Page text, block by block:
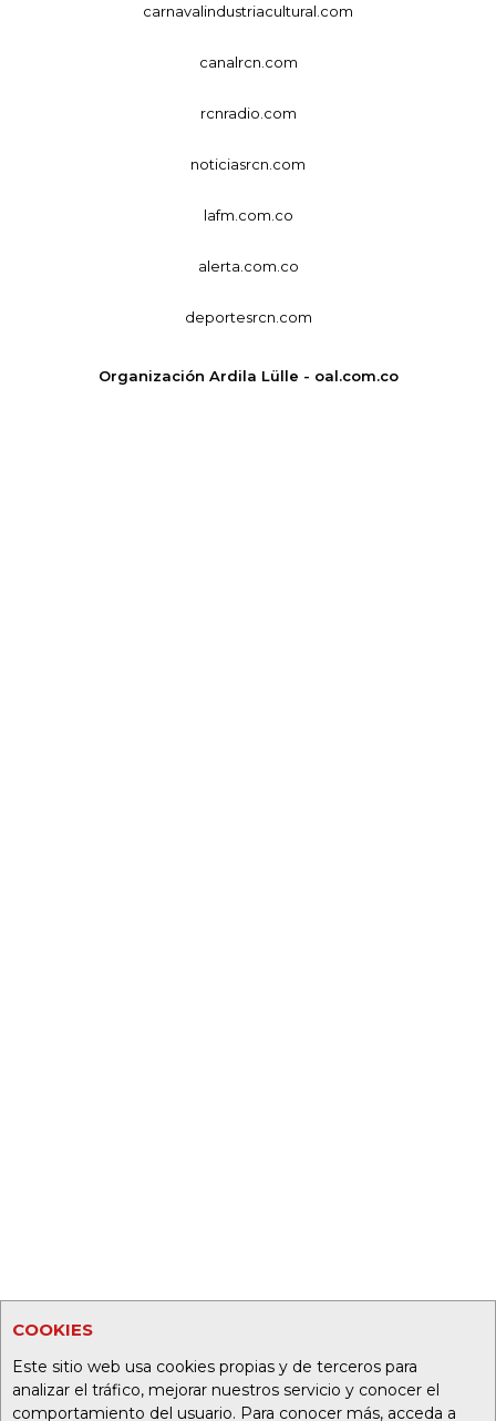
COOKIES
Este sitio web usa cookies propias y de terceros para
analizar el tráfico, mejorar nuestros servicio y conocer el
comportamiento del usuario. Para conocer más, acceda a
carnavalindustriacultural.com
canalrcn.com
rcnradio.com
noticiasrcn.com
lafm.com.co
alerta.com.co
deportesrcn.com
Organización Ardila Lülle - oal.com.co